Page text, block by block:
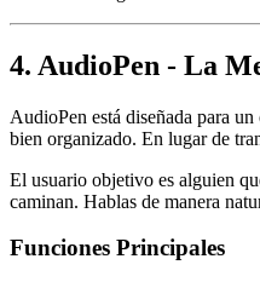
4. AudioPen - La
AudioPen está diseñada para
bien organizado. En lugar de
El usuario objetivo es alguien
caminan. Hablas de manera
Funciones Principales